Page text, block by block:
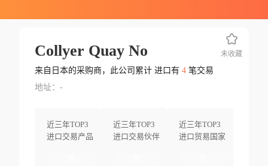
Collyer Quay No
来自日本的采购商，此公司累计 进口有 4笔交易
地址：-
近三年TOP3
进口交易产品
近三年TOP3
进口交易伙伴
近三年TOP3
进口贸易国家
未收藏